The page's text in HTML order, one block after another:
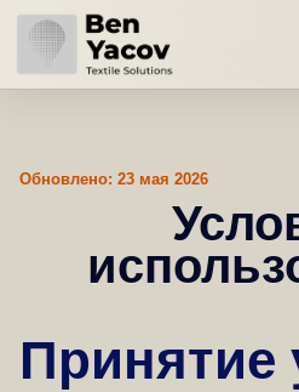
Обновлено: 23 мая 2026
Принятие